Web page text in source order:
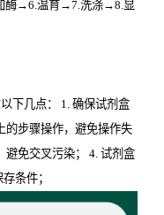
酶→6.温育→7.洗涤→8.显
下几点： 1. 确保试剂盒
的步骤操作，避免操作失
避免交叉污染； 4. 试剂盒
条件；